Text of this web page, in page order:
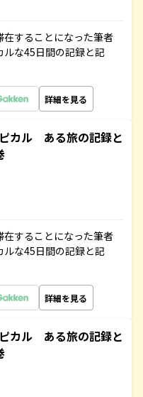
することになった筆者
な45日間の記録と記
詳細を見る
カル ある旅の記録と
することになった筆者
な45日間の記録と記
詳細を見る
カル ある旅の記録と